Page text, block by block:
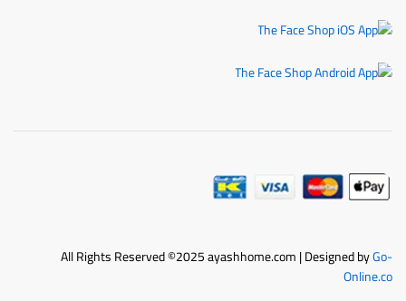
All Rights Reserved ©2025 ayashhome.com | Designed byGo-
Online.co